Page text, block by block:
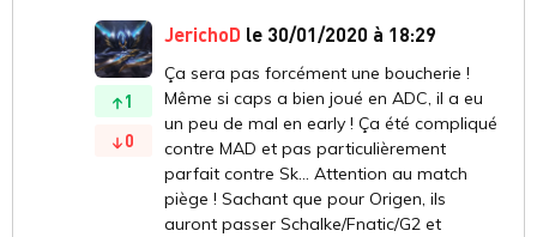
1
0
JerichoD le 30/01/2020 à 18:29
Ça sera pas forcément une boucherie !
Même si caps a bien joué en ADC, il a eu
un peu de mal en early ! Ça été compliqué
contre MAD et pas particulièrement
parfait contre Sk... Attention au match
piège ! Sachant que pour Origen, ils
auront passer Schalke/Fnatic/G2 et